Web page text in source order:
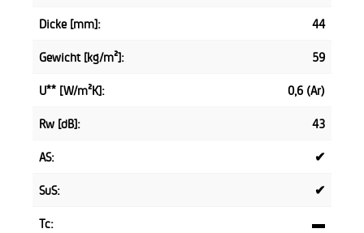
Dicke [mm]:
44
Gewicht [kg/m²]:
59
U** [W/m²K]:
0,6 (Ar)
Rw [dB]:
43
AS:
✔
SuS:
✔
Tc:
▬